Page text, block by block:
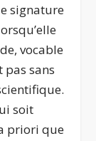
signature
vocable
pas sans
soit
priori que